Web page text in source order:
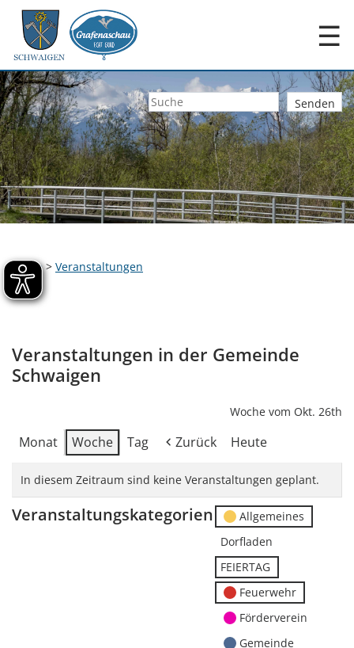
☰
Home> Veranstaltungen
Veranstaltungen in der Gemeinde
Schwaigen
Woche vom Okt. 26th
Monat Woche Tag Zurück Heute
In diesem Zeitraum sind keine Veranstaltungen geplant.
Veranstaltungskategorien
Allgemeines
Dorfladen
FEIERTAG
Feuerwehr
Förderverein
Gemeinde